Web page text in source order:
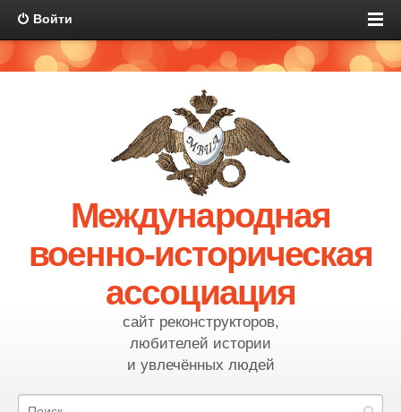
Войти
Международная
военно-историческая
ассоциация
сайт реконструкторов,
любителей истории
и увлечённых людей